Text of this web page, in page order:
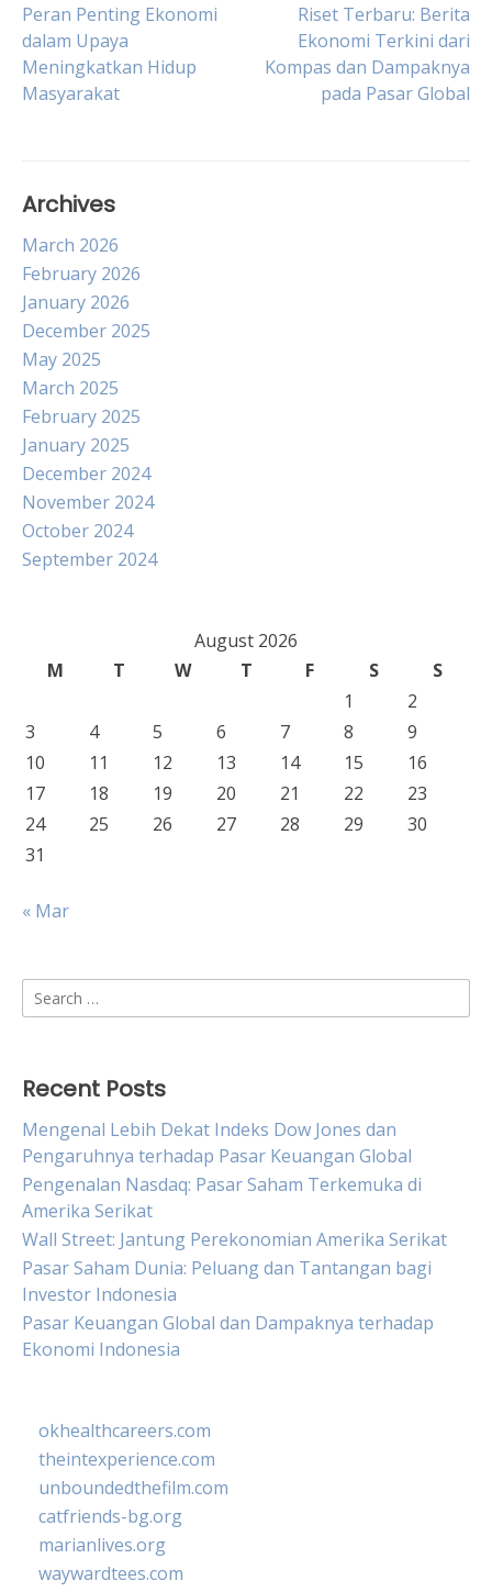
Post
navigation
Peran Penting Ekonomi
dalam Upaya
Meningkatkan Hidup
Masyarakat
Riset Terbaru: Berita
Ekonomi Terkini dari
Kompas dan Dampaknya
pada Pasar Global
Archives
March 2026
February 2026
January 2026
December 2025
May 2025
March 2025
February 2025
January 2025
December 2024
November 2024
October 2024
September 2024
August 2026
M
T W T F S
S
1
2
3
4 5 6 7 8
9
10
11 12 13 14 15
16
17
18 19 20 21 22
23
24
25 26 27 28 29
30
31
« Mar
Search
for:
Recent Posts
Mengenal Lebih Dekat Indeks Dow Jones dan
Pengaruhnya terhadap Pasar Keuangan Global
Pengenalan Nasdaq: Pasar Saham Terkemuka di
Amerika Serikat
Wall Street: Jantung Perekonomian Amerika Serikat
Pasar Saham Dunia: Peluang dan Tantangan bagi
Investor Indonesia
Pasar Keuangan Global dan Dampaknya terhadap
Ekonomi Indonesia
okhealthcareers.com
theintexperience.com
unboundedthefilm.com
catfriends-bg.org
marianlives.org
waywardtees.com